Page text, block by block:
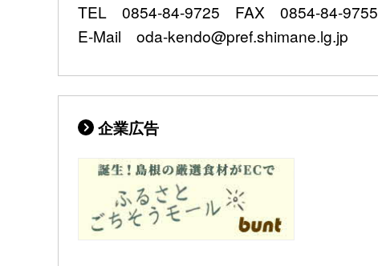
TEL 0854-84-9725 FAX 0854-84-9755
E-Mail oda-kendo@pref.shimane.lg.jp
企業広告